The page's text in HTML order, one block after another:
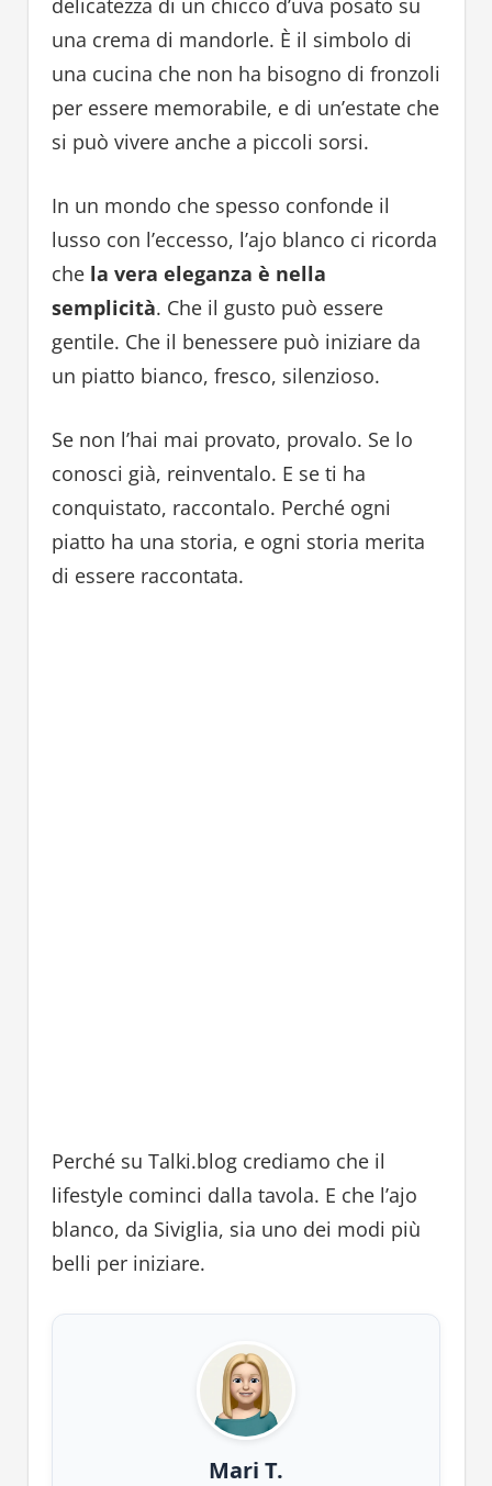
delicatezza di un chicco d’uva posato su
una crema di mandorle. È il simbolo di
una cucina che non ha bisogno di fronzoli
per essere memorabile, e di un’estate che
si può vivere anche a piccoli sorsi.
In un mondo che spesso confonde il
lusso con l’eccesso, l’ajo blanco ci ricorda
che la vera eleganza è nella
semplicità. Che il gusto può essere
gentile. Che il benessere può iniziare da
un piatto bianco, fresco, silenzioso.
Se non l’hai mai provato, provalo. Se lo
conosci già, reinventalo. E se ti ha
conquistato, raccontalo. Perché ogni
piatto ha una storia, e ogni storia merita
di essere raccontata.
Perché su Talki.blog crediamo che il
lifestyle cominci dalla tavola. E che l’ajo
blanco, da Siviglia, sia uno dei modi più
belli per iniziare.
Mari T.